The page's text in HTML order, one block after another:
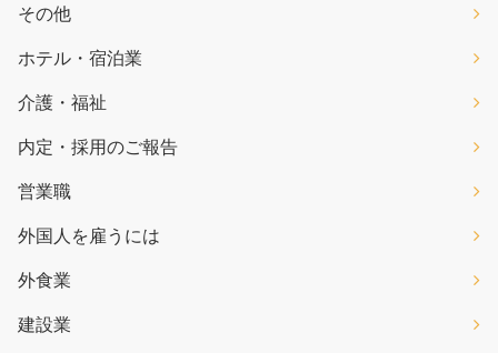
その他
ホテル・宿泊業
介護・福祉
内定・採用のご報告
営業職
外国人を雇うには
外食業
建設業